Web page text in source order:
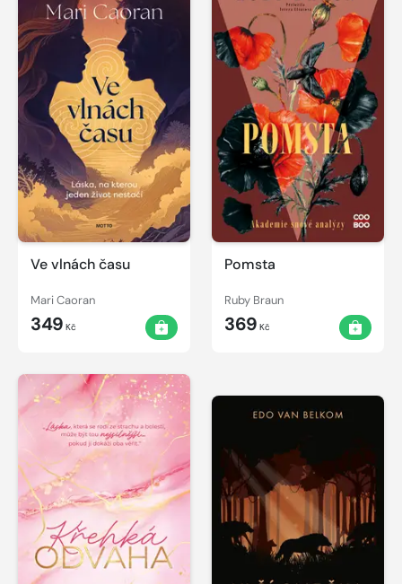
Ve vlnách času
Mari Caoran
349 Kč
Pomsta
Ruby Braun
369 Kč